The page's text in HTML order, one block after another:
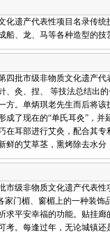
遗产代表性项目名录传统
船、龙、马等各种造型的
市级非物质文化遗产代
、灸、捏、 等技法总结出
方。单炳琪老先生而后将
了现在的“单氏耳灸”，
在耳部进行艾灸，配合其
鲜的艾草茎，熏烤除去水
非物质文化遗产代表性
家门楣、窗楣上的一种装
求平安幸福的功能。贴挂
考。每逢过年，无论城镇